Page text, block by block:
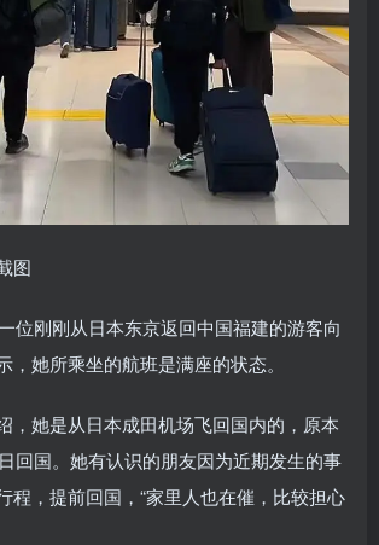
图
位刚刚从日本东京返回中国福建的游客向
，她所乘坐的航班是满座的状态。
，她是从日本成田机场飞回国内的，原本
回国。她有认识的朋友因为近期发生的事
程，提前回国，“家里人也在催，比较担心